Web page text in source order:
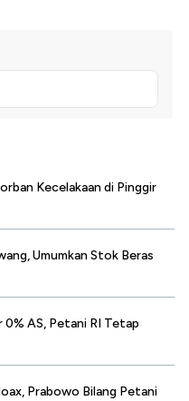
Kecelakaan di Pinggir
Umumkan Stok Beras
AS, Petani RI Tetap
Prabowo Bilang Petani